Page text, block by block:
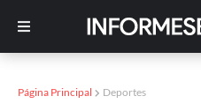
Página Principal Deportes